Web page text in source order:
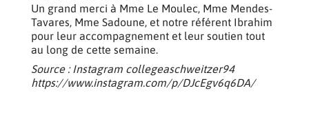
Un grand merci à Mme Le Moulec, Mme Mendes-
Tavares, Mme Sadoune, et notre référent Ibrahim
pour leur accompagnement et leur soutien tout
au long de cette semaine.
Source : Instagram collegeaschweitzer94
https://www.instagram.com/p/DJcEgv6q6DA/